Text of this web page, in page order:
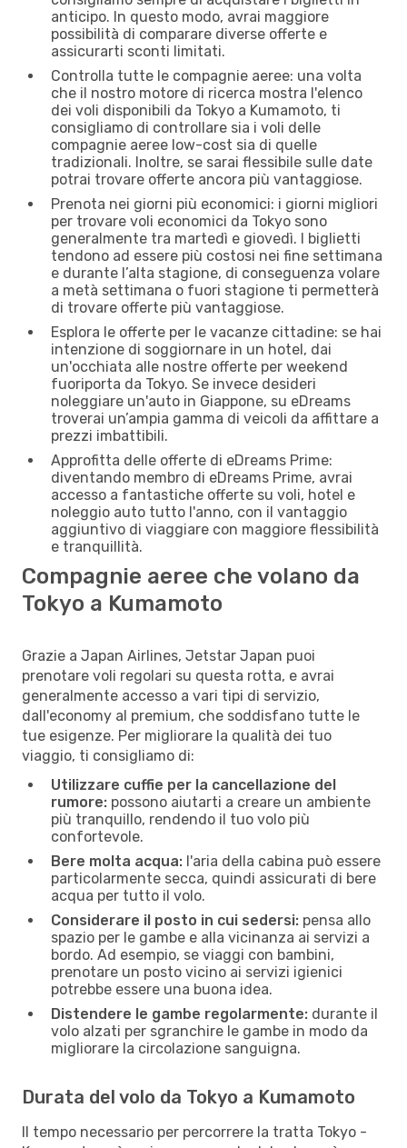
anticipo. In questo modo, avrai maggiore
possibilità di comparare diverse offerte e
assicurarti sconti limitati.
Controlla tutte le compagnie aeree: una volta
che il nostro motore di ricerca mostra l'elenco
dei voli disponibili da Tokyo a Kumamoto, ti
consigliamo di controllare sia i voli delle
compagnie aeree low-cost sia di quelle
tradizionali. Inoltre, se sarai flessibile sulle date
potrai trovare offerte ancora più vantaggiose.
Prenota nei giorni più economici: i giorni migliori
per trovare voli economici da Tokyo sono
generalmente tra martedì e giovedì. I biglietti
tendono ad essere più costosi nei fine settimana
e durante l’alta stagione, di conseguenza volare
a metà settimana o fuori stagione ti permetterà
di trovare offerte più vantaggiose.
Esplora le offerte per le vacanze cittadine: se hai
intenzione di soggiornare in un hotel, dai
un'occhiata alle nostre offerte per weekend
fuoriporta da Tokyo. Se invece desideri
noleggiare un'auto in Giappone, su eDreams
troverai un’ampia gamma di veicoli da affittare a
prezzi imbattibili.
Approfitta delle offerte di eDreams Prime:
diventando membro di eDreams Prime, avrai
accesso a fantastiche offerte su voli, hotel e
noleggio auto tutto l'anno, con il vantaggio
aggiuntivo di viaggiare con maggiore flessibilità
e tranquillità.
Compagnie aeree che volano da
Tokyo a Kumamoto
Grazie a Japan Airlines, Jetstar Japan puoi
prenotare voli regolari su questa rotta, e avrai
generalmente accesso a vari tipi di servizio,
dall'economy al premium, che soddisfano tutte le
tue esigenze. Per migliorare la qualità dei tuo
viaggio, ti consigliamo di:
Utilizzare cuffie per la cancellazione del
rumore: possono aiutarti a creare un ambiente
più tranquillo, rendendo il tuo volo più
confortevole.
Bere molta acqua: l'aria della cabina può essere
particolarmente secca, quindi assicurati di bere
acqua per tutto il volo.
Considerare il posto in cui sedersi: pensa allo
spazio per le gambe e alla vicinanza ai servizi a
bordo. Ad esempio, se viaggi con bambini,
prenotare un posto vicino ai servizi igienici
potrebbe essere una buona idea.
Distendere le gambe regolarmente: durante il
volo alzati per sgranchire le gambe in modo da
migliorare la circolazione sanguigna.
Durata del volo da Tokyo a Kumamoto
Il tempo necessario per percorrere la tratta Tokyo -